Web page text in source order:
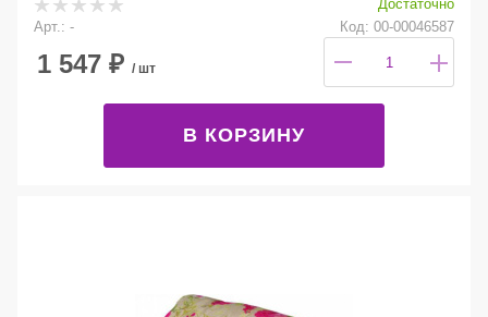
Достаточно
Арт.: -
Код: 00-00046587
1 547 ₽ / шт
В КОРЗИНУ